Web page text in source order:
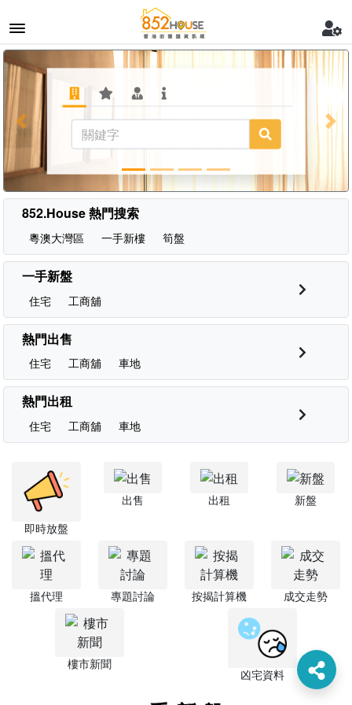
Previous
852.House 熱門搜索
粵澳大灣區 一手新樓 筍盤
一手新盤
住宅 工商舖
熱門出售
住宅 工商舖 車地
熱門出租
住宅 工商舖 車地
即時放盤
出售 出租 新盤
搵代理 專題討論 按揭計算機 成交走勢
樓市新聞
凶宅資料